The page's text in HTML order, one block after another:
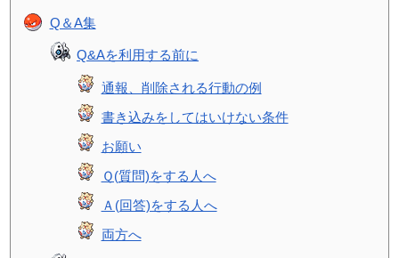
Q＆A集
Q&Aを利用する前に
通報、削除される行動の例
書き込みをしてはいけない条件
お願い
Ｑ(質問)をする人へ
Ａ(回答)をする人へ
両方へ